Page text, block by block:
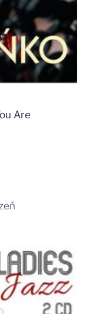
Are
zł
do
45,00 zł